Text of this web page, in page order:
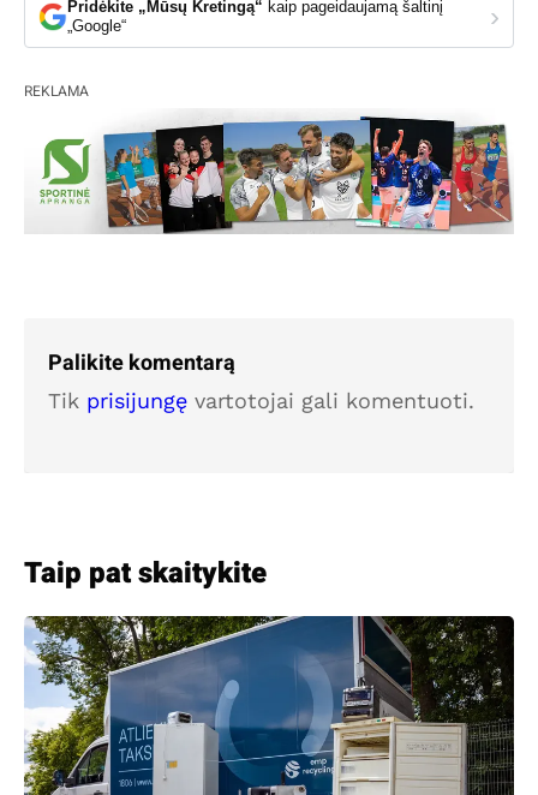
Pridėkite „Mūsų Kretingą“ kaip pageidaujamą šaltinį
„Google“
›
REKLAMA
Palikite komentarą
Tik prisijungę vartotojai gali komentuoti.
Taip pat skaitykite